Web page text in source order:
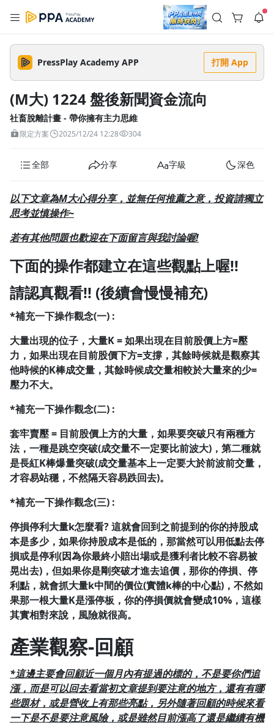
註冊領取 上千元優惠券！
公告
🌞 PPA 避暑津貼．冷氣房升級｜期間快閃活動
🥵 酷暑限時快閃｜單筆滿 NT$2,500 現折 NT$300、再贈最高
2% 點數回饋！🚀 酷暑來襲．偷偷在冷氣房升級 📈⭐️ 【冷氣房
進修 限時開跑】◾單筆滿 NT$2,500 現折 NT$300◾活動期間：
即日起 - 8/13（只有一週）-📣 酷暑季好康 \ 再加碼 /→ 點數回饋
無上限🔥購買任一課程 or 訂閱✅ 消費即享回饋 1% 點數✅ 滿
$5,000 回饋 2% 點數🎁 此為 PPA 官方帳號 Line@ 專屬活動，加
2 天前
查看全部
PressPlay Academy APP 打開 App
(M大) 1224 盤後新聞資金流向
社畜脫離計畫 - 帶你擁有主力思維
限定方案 2025/12/24 12:28 304
全部 分享 字級 深色
以下文章為M大心得分享，並無任何推薦之意，投資請獨立
思考並慎操作~
若有其他問題也歡迎在下面留言與我討論喔!
下面的操作都建立在這些觀點上喔!!
請認真觀看!! (後續會慢慢補充)
*補充一下操作觀念(一) :
大量出現的位子，大量K = 如果出現在目前股價上方=壓
力，如果出現在目前股價下方=支撐，其餘時候就是觀察其
他時候的K棒成交量，其餘時候成交量相較於大量來的少=
壓力不大。
*補充一下操作觀念(二) :
套牢賣壓 = 目前股價上方的大量，如果要突破只有兩種方
法，一種是跳空突破(成交量不一定要比前波大)，第二種就
是長紅K棒爆量突破(成交量基本上一定要大於前波前交量，
才容易站穩，不然隔天容易跌回去)。
*補充一下操作觀念(三) :
停損停利大量k怎麼看?這就會回到之前提到的你的持股成
本是多少，如果你持股成本是低的，那當然可以用低點去停
損或是停利(因為你最終小賠出場或是獲利者比較不容易被
晃出去)，但如果你是剛突破才進去追價，那你的停損、停
利點，就會抓大量k中間的價位(實體k棒的中心點)，不然如
果那一根大量K是漲停板，你的停損價就會變成10%，這樣
其實相對來說，風險就很高。
產業觀察-回顧
*這邊主要會回顧近一個月內有提過的標的，不是要你們追
漲，而是可以回去看當初文章提到要注意的地方，還有有哪
些題材，或是營收上有那些亮點，另外隨著回顧的時候來看
一下是不是要注意風險，或是雖然目前漲高了還是繼續有機
--:-- --:--
播放速度
1.5x
1.25x
1.0x
0.75x
追蹤列表 播放清單
返回播放器